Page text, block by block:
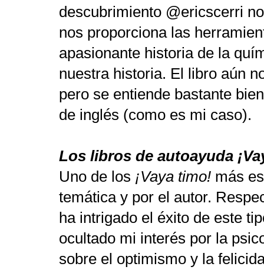
descubrimiento @ericscerri
nos proporciona las
apasionante historia de la
nuestra historia. El libro aún
pero se entiende bastante
de inglés (como es mi caso).
Los libros de autoayuda
Uno de los ¡Vaya timo! más
temática y por el autor.
ha intrigado el éxito de este
ocultado mi interés por la
sobre el optimismo y la